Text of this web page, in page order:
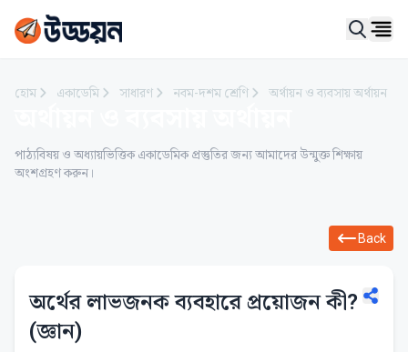
হোম একাডেমি সাধারণ নবম-দশম শ্রেণি অর্থায়ন ও ব্যবসায় অর্থায়ন
পাঠ্যবিষয় ও অধ্যায়ভিত্তিক একাডেমিক প্রস্তুতির জন্য আমাদের উন্মুক্ত শিক্ষায়
অংশগ্রহণ করুন।
Back
অর্থের লাভজনক ব্যবহারে প্রয়োজন কী?
(জ্ঞান)